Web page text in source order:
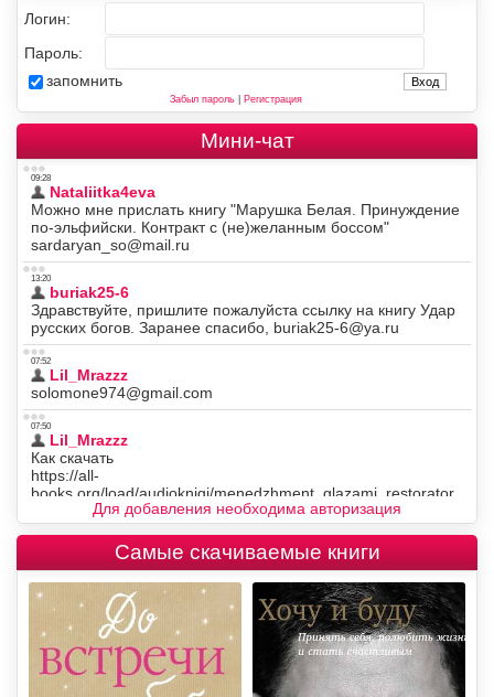
Логин:
Пароль:
запомнить
Забыл пароль| Регистрация
Мини-чат
Для добавления необходима авторизация
Самые скачиваемые книги